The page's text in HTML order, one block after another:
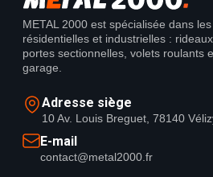
METAL 2000 est spécialisée dans
résidentielles et industrielles :
portes sectionnelles, volets roulants
garage.
Adresse siège
10 Av. Louis Breguet, 78140
E-mail
contact@metal2000.fr